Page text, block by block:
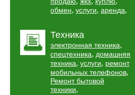
обмен, услуги, аренда,
Техника
электронная техника,
спецтехника, домашняя
техника, услуги, ремонт
мобильных телефонов,
Ремонт бытовой
техники,